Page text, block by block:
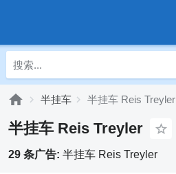
半挂车 半挂车 Reis Treyler
半挂车 Reis Treyler
29 条广告: 半挂车 Reis Treyler